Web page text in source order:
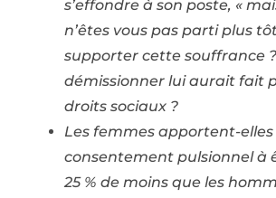
s’effondre à son poste, «
n’êtes vous pas parti plus
supporter cette souffrance
démissionner lui aurait fait
droits sociaux ?
Les femmes apportent-
consentement pulsionnel à
25 % de moins que les